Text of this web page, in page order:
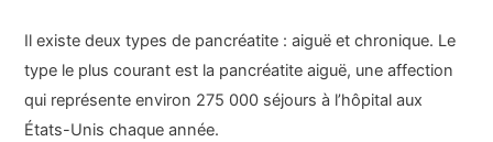
Il existe deux types de pancréatite : aiguë et chronique. Le
type le plus courant est la pancréatite aiguë, une affection
qui représente environ 275 000 séjours à l’hôpital aux
États-Unis chaque année.